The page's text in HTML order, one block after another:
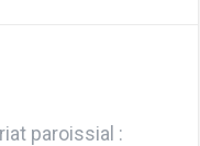
paroissial :